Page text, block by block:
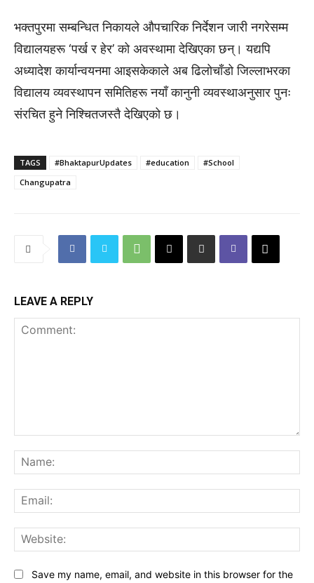
भक्तपुरमा सम्बन्धित निकायले औपचारिक निर्देशन जारी नगरेसम्म
विद्यालयहरू ‘पर्ख र हेर’ को अवस्थामा देखिएका छन्। यद्यपि
अध्यादेश कार्यान्वयनमा आइसकेकाले अब ढिलोचाँडो जिल्लाभरका
विद्यालय व्यवस्थापन समितिहरू नयाँ कानुनी व्यवस्थाअनुसार पुनः
संरचित हुने निश्चितजस्तै देखिएको छ।
TAGS #BhaktapurUpdates #education
#School
Changupatra
LEAVE A REPLY
Save my name, email, and website in this browser for the